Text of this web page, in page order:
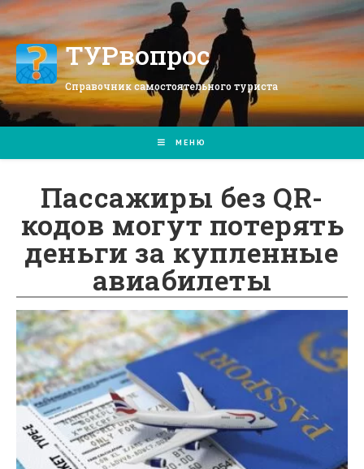
Перейти
к
содержимомуТУРвопрос
Справочник самостоятельного туриста
МЕНЮ
Пассажиры без QR-
кодов могут потерять
деньги за купленные
авиабилеты